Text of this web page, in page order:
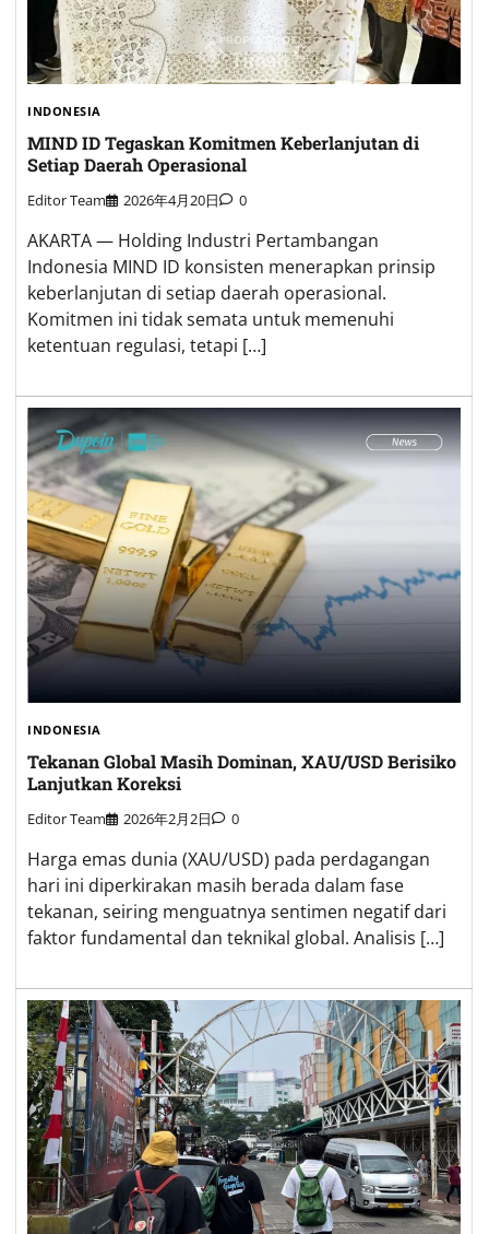
INDONESIA
MIND ID Tegaskan Komitmen Keberlanjutan di
Setiap Daerah Operasional
Editor Team 2026年4月20日 0
AKARTA — Holding Industri Pertambangan
Indonesia MIND ID konsisten menerapkan prinsip
keberlanjutan di setiap daerah operasional.
Komitmen ini tidak semata untuk memenuhi
ketentuan regulasi, tetapi […]
INDONESIA
Tekanan Global Masih Dominan, XAU/USD Berisiko
Lanjutkan Koreksi
Editor Team 2026年2月2日 0
Harga emas dunia (XAU/USD) pada perdagangan
hari ini diperkirakan masih berada dalam fase
tekanan, seiring menguatnya sentimen negatif dari
faktor fundamental dan teknikal global. Analisis […]